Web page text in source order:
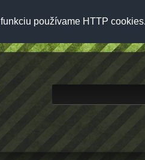
používame HTTP cookies.